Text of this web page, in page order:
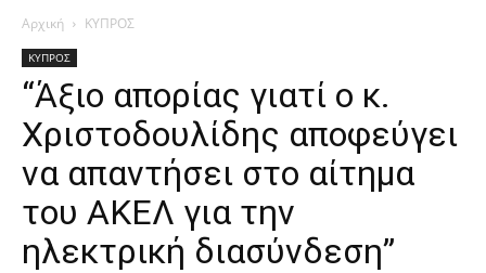
Αρχική ΚΥΠΡΟΣ
ΚΥΠΡΟΣ
“Άξιο απορίας γιατί ο κ.
Χριστοδουλίδης αποφεύγει
να απαντήσει στο αίτημα
του ΑΚΕΛ για την
ηλεκτρική διασύνδεση”